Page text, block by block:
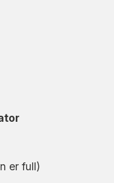
hjemmet ditt og
forblir fritt for
er full)